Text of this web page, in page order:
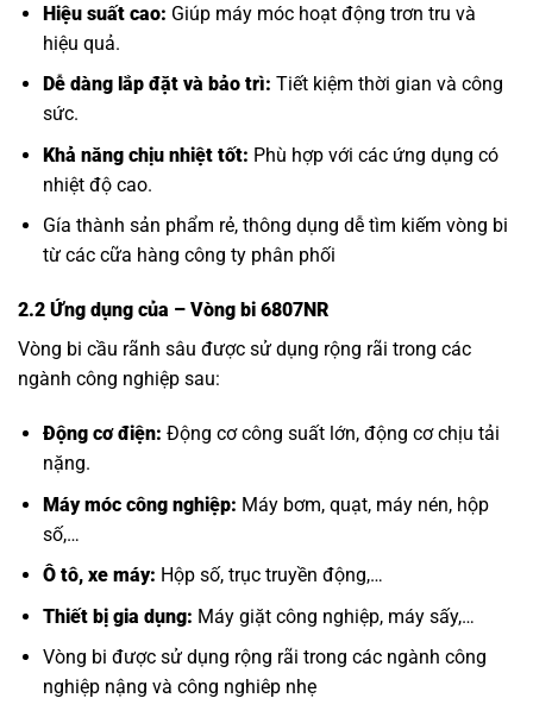
Hiệu suất cao: Giúp máy móc hoạt động trơn tru và
hiệu quả.
Dễ dàng lắp đặt và bảo trì: Tiết kiệm thời gian và công
sức.
Khả năng chịu nhiệt tốt: Phù hợp với các ứng dụng có
nhiệt độ cao.
Gía thành sản phẩm rẻ, thông dụng dễ tìm kiếm vòng bi
từ các cữa hàng công ty phân phối
2.2 Ứng dụng của – Vòng bi 6807NR
Vòng bi cầu rãnh sâu được sử dụng rộng rãi trong các
ngành công nghiệp sau:
Động cơ điện: Động cơ công suất lớn, động cơ chịu tải
nặng.
Máy móc công nghiệp: Máy bơm, quạt, máy nén, hộp
số,…
Ô tô, xe máy: Hộp số, trục truyền động,…
Thiết bị gia dụng: Máy giặt công nghiệp, máy sấy,…
Vòng bi được sử dụng rộng rãi trong các ngành công
nghiệp nậng và công nghiêp nhẹ